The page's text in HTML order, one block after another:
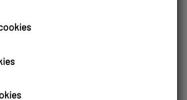
Udgående kategorier og varer som